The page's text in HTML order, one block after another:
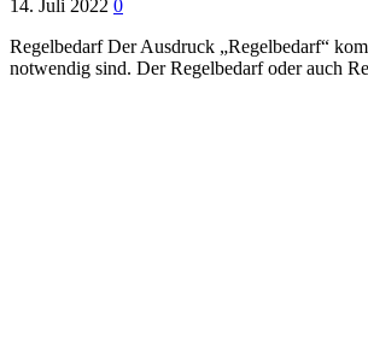
14. Juli 2022 0
Regelbedarf Der Ausdruck „Regelbedarf“
notwendig sind. Der Regelbedarf oder auch